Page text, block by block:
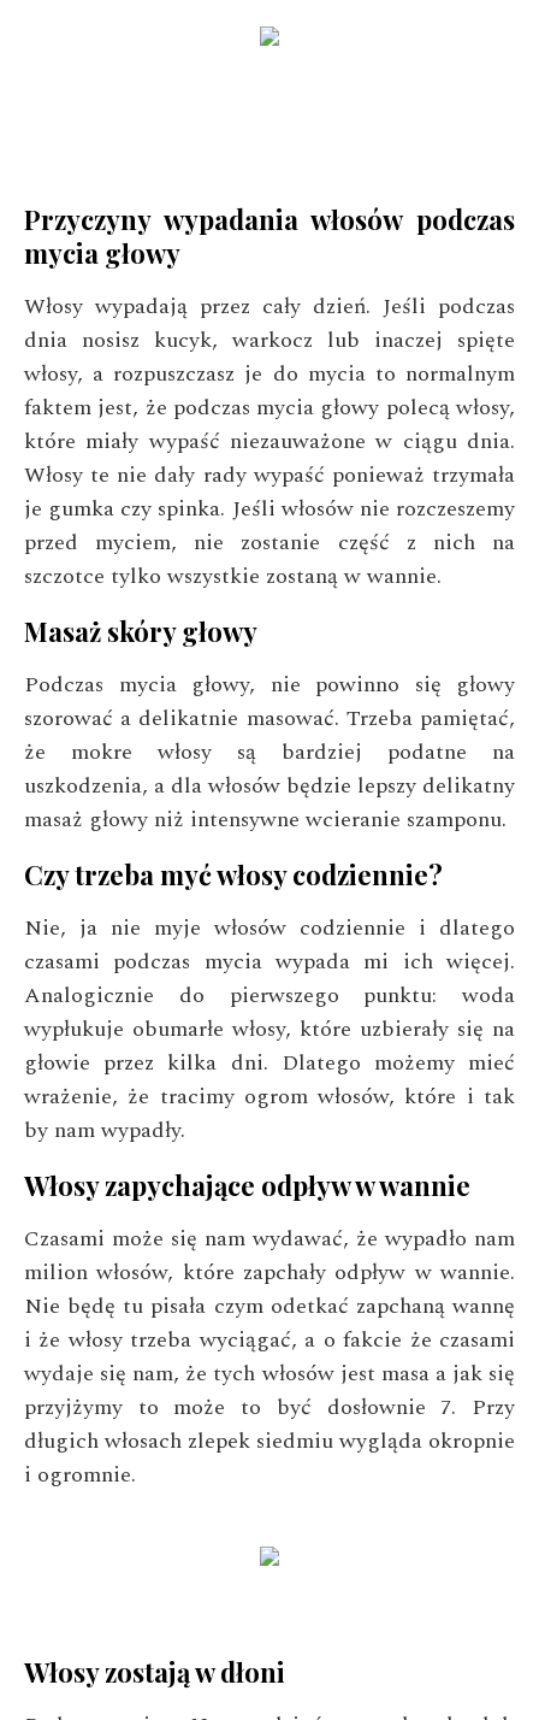
Przyczyny wypadania włosów podczas
mycia głowy
Włosy wypadają przez cały dzień. Jeśli podczas
dnia nosisz kucyk, warkocz lub inaczej spięte
włosy, a rozpuszczasz je do mycia to normalnym
faktem jest, że podczas mycia głowy polecą włosy,
które miały wypaść niezauważone w ciągu dnia.
Włosy te nie dały rady wypaść ponieważ trzymała
je gumka czy spinka. Jeśli włosów nie rozczeszemy
przed myciem, nie zostanie część z nich na
szczotce tylko wszystkie zostaną w wannie.
Masaż skóry głowy
Podczas mycia głowy, nie powinno się głowy
szorować a delikatnie masować. Trzeba pamiętać,
że mokre włosy są bardziej podatne na
uszkodzenia, a dla włosów będzie lepszy delikatny
masaż głowy niż intensywne wcieranie szamponu.
Czy trzeba myć włosy codziennie?
Nie, ja nie myje włosów codziennie i dlatego
czasami podczas mycia wypada mi ich więcej.
Analogicznie do pierwszego punktu: woda
wypłukuje obumarłe włosy, które uzbierały się na
głowie przez kilka dni. Dlatego możemy mieć
wrażenie, że tracimy ogrom włosów, które i tak
by nam wypadły.
Włosy zapychające odpływ w wannie
Czasami może się nam wydawać, że wypadło nam
milion włosów, które zapchały odpływ w wannie.
Nie będę tu pisała czym odetkać zapchaną wannę
i że włosy trzeba wyciągać, a o fakcie że czasami
wydaje się nam, że tych włosów jest masa a jak się
przyjżymy to może to być dosłownie 7. Przy
długich włosach zlepek siedmiu wygląda okropnie
i ogromnie.
Włosy zostają w dłoni